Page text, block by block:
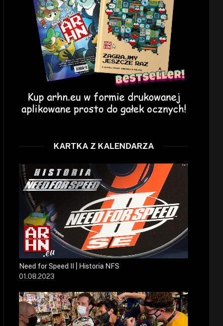
KARTKA Z KALENDARZA
Need for Speed II | Historia NFS
01.08.2023